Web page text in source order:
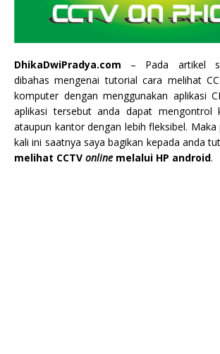
DhikaDwiPradya.com – Pada artikel
dibahas mengenai tutorial cara melihat
komputer dengan menggunakan aplikasi
aplikasi tersebut anda dapat mengontrol
ataupun kantor dengan lebihfleksibel.
kali ini saatnya saya bagikan kepada anda
melihat CCTV online melalui HP android.